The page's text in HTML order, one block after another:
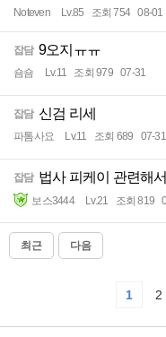
Noteven Lv.85 조회 754 08-01
잡담 9오지ㅠㅠ
숌숌 Lv.11 조회 979 07-31
잡담 신검 리세
파톰사요 Lv.11 조회 689 07-31
잡담 법사 피케이 관련해
보스3444 Lv.21 조회 819
최근 다음
1 2